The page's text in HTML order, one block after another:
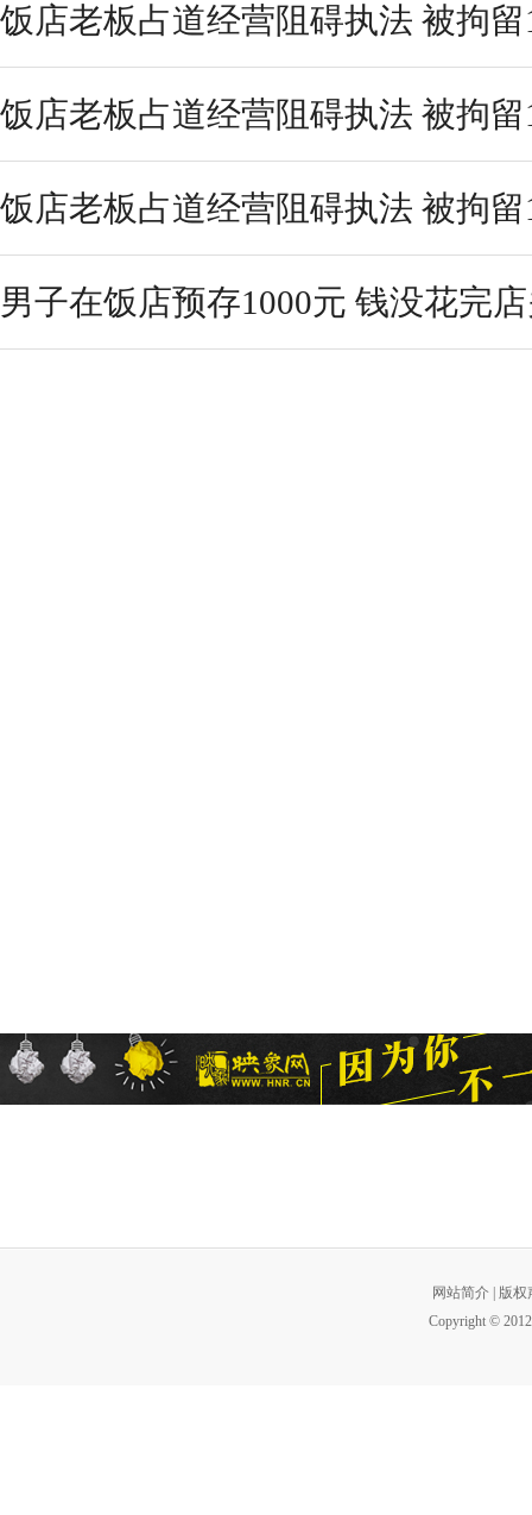
饭店老板占道经营阻碍执法 被拘留
饭店老板占道经营阻碍执法 被拘留
饭店老板占道经营阻碍执法 被拘留
男子在饭店预存1000元 钱没花完
网站简介
版权
Copyright ©